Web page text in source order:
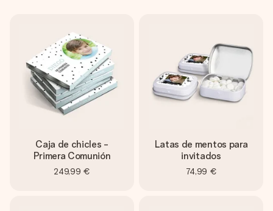
Caja de chicles -
Primera Comunión
249,99 €
Latas de mentos para
invitados
74,99 €